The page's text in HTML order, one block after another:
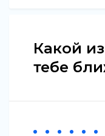
Какой
тебе